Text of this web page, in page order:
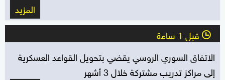
المزيد
l قبل 1 ساعة
الاتفاق السوري الروسي يقضي بتحويل القواعد العسكرية
إلى مراكز تدريب مشتركة خلال 3 أشهر